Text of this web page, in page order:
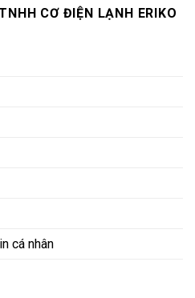
CƠ ĐIỆN LẠNH ERIKO
cá nhân